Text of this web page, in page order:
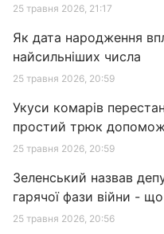
25 травня 2026, 21:17
Як дата народження
найсильніших числа
25 травня 2026, 20:59
Укуси комарів
простий трюк
25 травня 2026, 20:59
Зеленський назвав
гарячої фази війни -
25 травня 2026, 20:56